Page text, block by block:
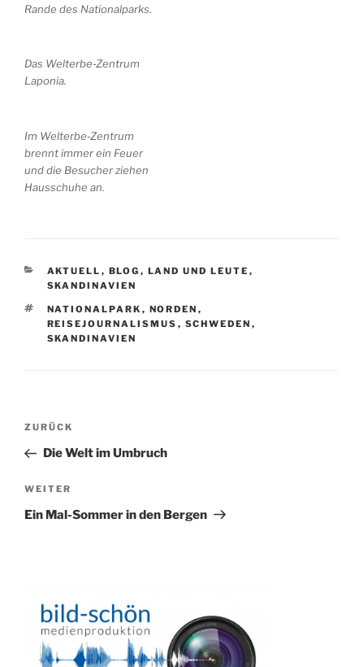
Rande des Nationalparks.
Das Welterbe-Zentrum
Laponia.
Im Welterbe-Zentrum
brennt immer ein Feuer
und die Besucher ziehen
Hausschuhe an.
KATEGORIEN
AKTUELL , BLOG , LAND UND LEUTE ,
SKANDINAVIEN
SCHLAGWÖRTER
NATIONALPARK , NORDEN ,
REISEJOURNALISMUS , SCHWEDEN ,
SKANDINAVIEN
Beitragsnavigation
Vorheriger
Beitrag
ZURÜCK
Die Welt im Umbruch
Nächster
Beitrag
WEITER
Ein Mal-Sommer in den Bergen